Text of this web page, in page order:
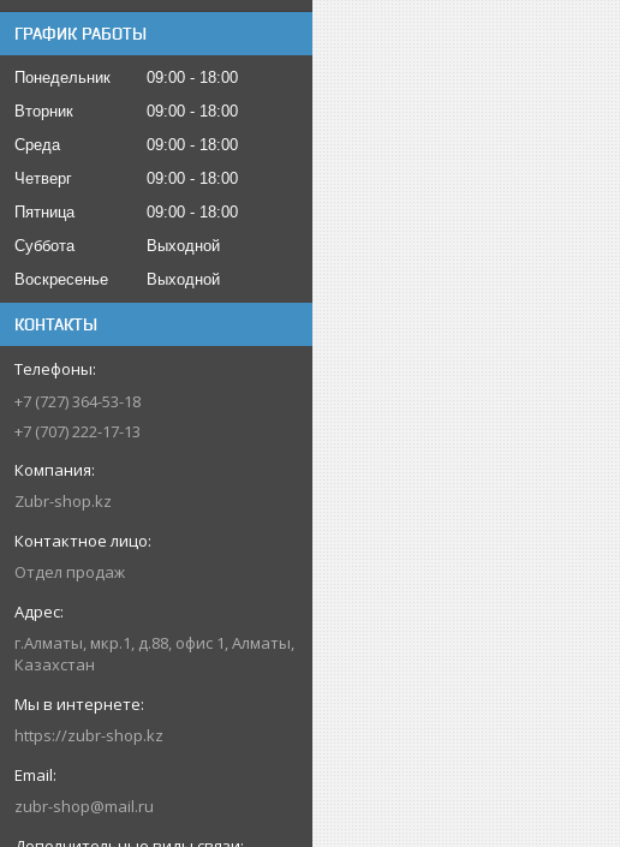
ГРАФИК РАБОТЫ
Понедельник 09:00
18:00
Вторник
09:00
18:00
Среда
09:00
18:00
Четверг
09:00
18:00
Пятница
09:00
18:00
Суббота
Выходной
Воскресенье
Выходной
КОНТАКТЫ
+7 (727) 364-53-18
+7 (707) 222-17-13
Zubr-shop.kz
Отдел продаж
г.Алматы, мкр.1, д.88, офис 1, Алматы,
Казахстан
https://zubr-shop.kz
zubr-shop@mail.ru